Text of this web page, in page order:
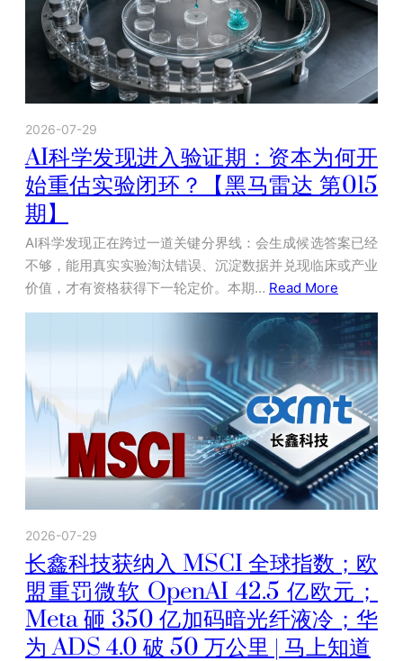
2026-07-29
AI科学发现进入验证期：资本为何开
始重估实验闭环？【黑马雷达 第015
期】
AI科学发现正在跨过一道关键分界线：会生成候选答案已经
不够，能用真实实验淘汰错误、沉淀数据并兑现临床或产业
价值，才有资格获得下一轮定价。本期… Read More
2026-07-29
长鑫科技获纳入 MSCI 全球指数；欧
盟重罚微软 OpenAI 42.5 亿欧元；
Meta 砸 350 亿加码暗光纤液冷；华
为 ADS 4.0 破 50 万公里 | 马上知道